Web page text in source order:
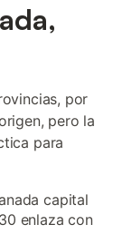
por
pero la
para
capital
enlaza con